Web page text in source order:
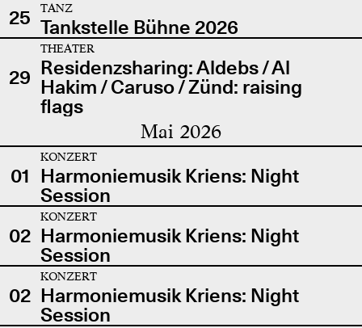
25
TANZ
Tankstelle Bühne 2026
29
THEATER
Residenzsharing: Aldebs / Al
Hakim / Caruso / Zünd: raising
flags
Mai 2026
01
KONZERT
Harmoniemusik Kriens: Night
Session
02
KONZERT
Harmoniemusik Kriens: Night
Session
02
KONZERT
Harmoniemusik Kriens: Night
Session